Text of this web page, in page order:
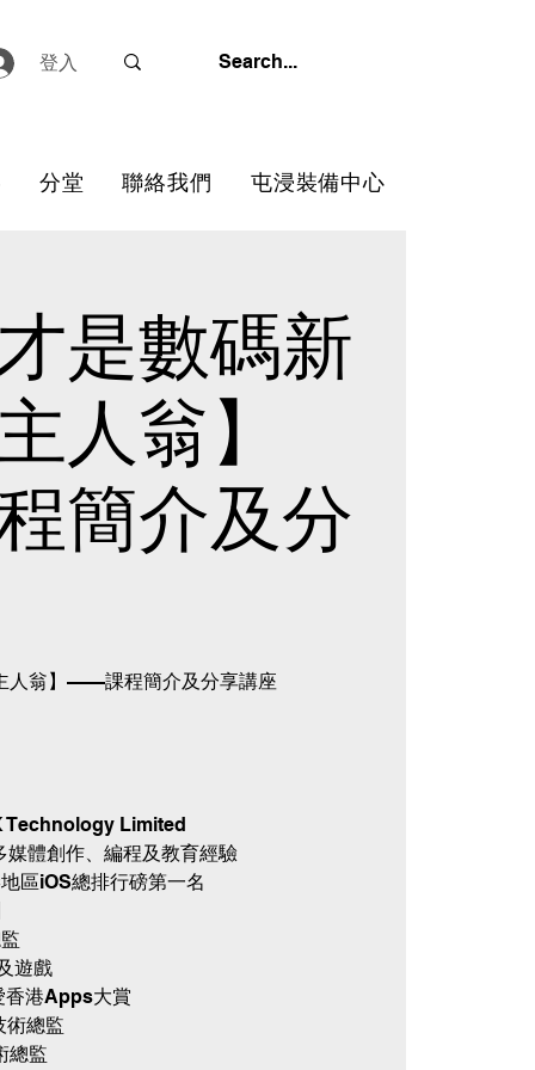
登入
分堂 聯絡我們 屯浸裝備中心
才是數碼新
人翁】
簡介及分
人翁】——課程簡介及分享講座
Technology Limited
體創作、編程及教育經驗
區iOS總排行磅第一名
遊戲
香港Apps大賞
術總監
總監